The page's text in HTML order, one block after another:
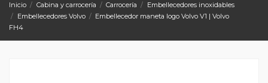
Inicio Cabina y carrocería Carrocería
Embellecedores inoxidables
Embellecedores Volvo
Embellecedor maneta logo Volvo V1 | Volvo
FH4